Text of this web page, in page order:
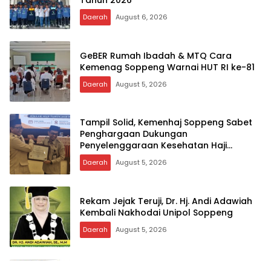
Daerah August 6, 2026
GeBER Rumah Ibadah & MTQ Cara
Kemenag Soppeng Warnai HUT RI ke-81
Daerah August 5, 2026
Tampil Solid, Kemenhaj Soppeng Sabet
Penghargaan Dukungan
Penyelenggaraan Kesehatan Haji
Terbaik
Daerah August 5, 2026
Rekam Jejak Teruji, Dr. Hj. Andi Adawiah
Kembali Nakhodai Unipol Soppeng
Daerah August 5, 2026